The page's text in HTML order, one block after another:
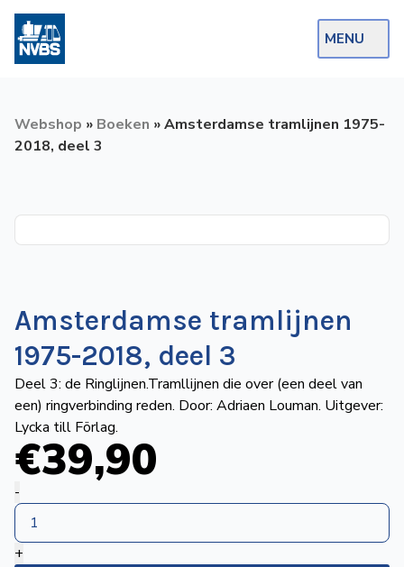
MENU
Op de Rails
Afdelingen
Ons
aanbod
Over
de
NVBS
Wegwijzer
Mijn
NVBS
Webshop » Boeken »Amsterdamse tramlijnen 1975-
2018, deel 3
Amsterdamse tramlijnen
1975-2018, deel 3
Deel 3: de Ringlijnen.Tramllijnen die over (een deel van
een) ringverbinding reden. Door: Adriaen Louman. Uitgever:
Lycka till Förlag.
€39,90
Amsterdamse
tramlijnen
1975-
2018,
-
+